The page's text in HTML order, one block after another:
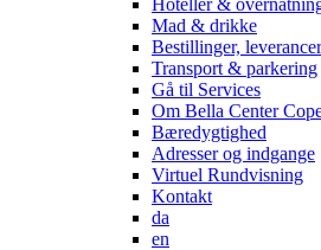
Mad & drikke
Bestillinger,
Transport & parkering
Gå til Services
Om Bella Center
Bæredygtighed
Adresser og indgange
Virtuel Rundvisning
Kontakt
da
en